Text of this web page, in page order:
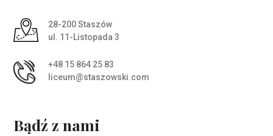
Adres pocztowy:
28-200 Staszów
ul. 11-Listopada 3
+48 15 864 25 83
liceum@staszowski.com
Bądź z nami